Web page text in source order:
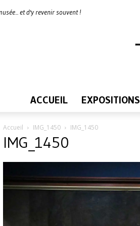
et d'y revenir souvent !
ACCUEIL EXPOSITIONS
Accueil IMG_1450 IMG_1450
IMG_1450